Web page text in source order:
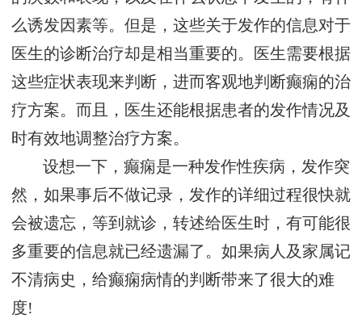
么诱发因素等。但是，这些关于发作的信息对于
医生的诊断治疗却是相当重要的。医生需要根据
这些症状表现来判断，进而客观地判断癫痫的治
疗方案。而且，医生还能根据患者的发作情况及
时有效地调整治疗方案。
设想一下，癫痫是一种发作性疾病，发作突
然，如果事后不做记录，发作的详细过程很快就
会被遗忘，等到就诊，转述给医生时，有可能很
多重要的信息就已经遗漏了。如果病人及家属记
不清病史，给癫痫病情的判断带来了很大的难
度!